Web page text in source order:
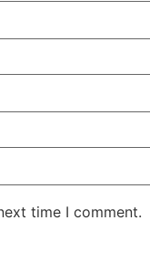
time I comment.